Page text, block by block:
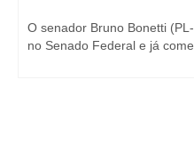
O senador Bruno Bonetti
no Senado Federal e já